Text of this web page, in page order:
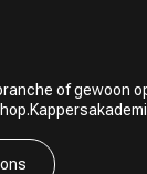
of gewoon